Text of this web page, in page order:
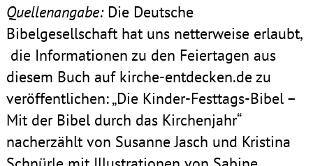
Quellenangabe: Die Deutsche
Bibelgesellschaft hat uns netterweise erlaubt,
die Informationen zu den Feiertagen aus
diesem Buch auf kirche-entdecken.de zu
veröffentlichen: „Die Kinder-Festtags-Bibel –
Mit der Bibel durch das Kirchenjahr“
nacherzählt von Susanne Jasch und Kristina